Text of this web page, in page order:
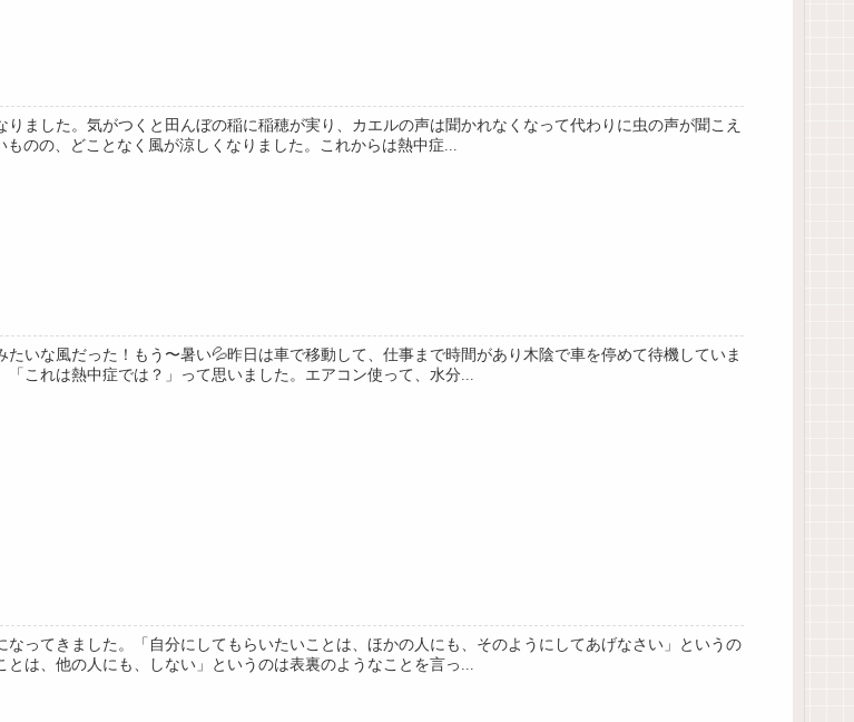
ました。気がつくと田んぼの稲に稲穂が実り、カエルの声は聞かれなくなって代わりに虫の声が聞こえ
のの、どことなく風が涼しくなりました。これからは熱中症...
いな風だった！もう〜暑い💦昨日は車で移動して、仕事まで時間があり木陰で車を停めて待機していま
これは熱中症では？」って思いました。エアコン使って、水分...
ってきました。「自分にしてもらいたいことは、ほかの人にも、そのようにしてあげなさい」というの
は、他の人にも、しない」というのは表裏のようなことを言っ...